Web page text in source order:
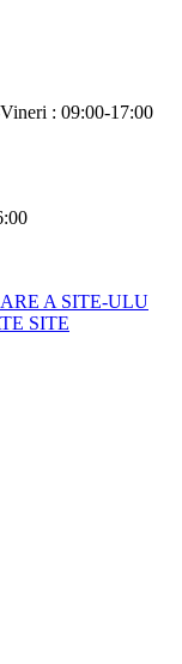
: 09:00-17:00
A SITE-ULU
SITE